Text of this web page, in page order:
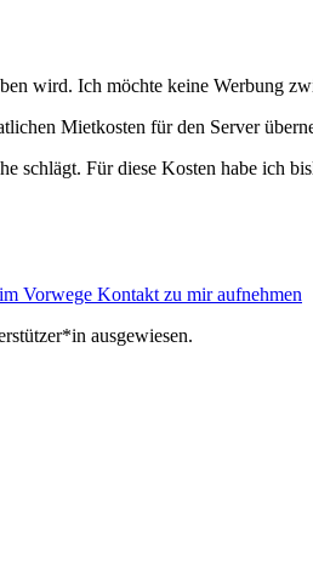
wird. Ich möchte keine Werbung
Mietkosten für den Server
schlägt. Für diese Kosten habe ich
Vorwege Kontakt zu mir aufnehmen
ausgewiesen.